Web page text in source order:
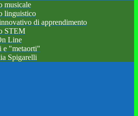
musicale
linguistico
di apprendimento
STEM
Line
e "metaorti"
Spigarelli